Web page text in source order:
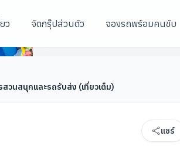
ว จัดกรุ๊ปส่วนตัว จองรถพร้อมคนขับ
ยว
สวนสนุกและรถรับส่ง (เที่ยวเต็ม)
แชร์